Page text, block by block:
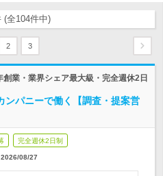
(全104件中)
2 3
業・業界シェア最大級・完全週休2日
ンパニーで働く【調査・提案営
完全週休2日制
2026/08/27